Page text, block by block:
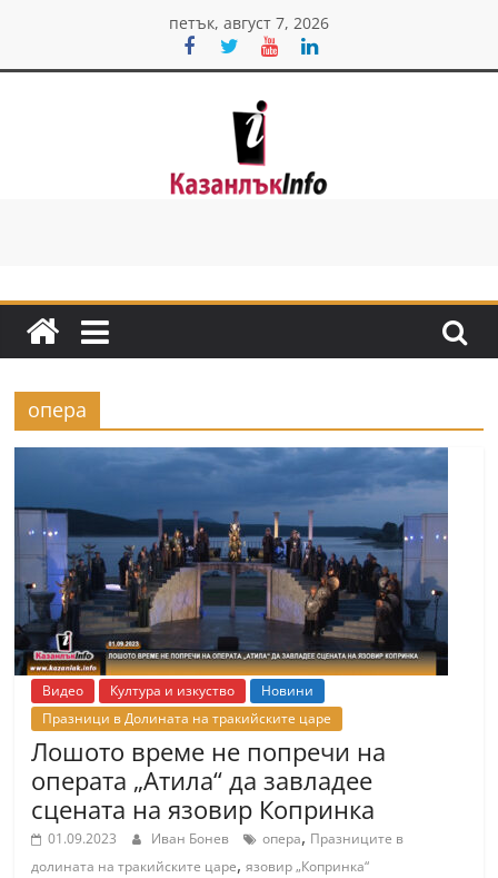
content
петък, август 7, 2026
Казанлък
Н
в
н
т
К
а
з
а
н
л
ъ
к
и
о
б
опера
Видео Култура и изкуство
Новини
Празници в Долината на тракийските царе
Лошото време не попречи на
операта „Атила“ да завладее
сцената на язовир Копринка
01.09.2023 Иван Бонев опера, Празниците в
долината на тракийските царе,язовир „Копринка“